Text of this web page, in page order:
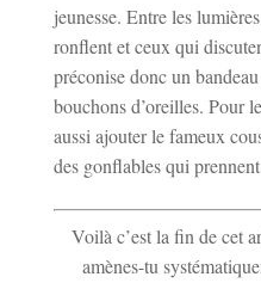
jeunesse. Entre les
ronflent et ceux qui
préconise donc un
bouchons d’oreilles. Pour
aussi ajouter le fameux
des gonflables qui
Voilà c’est la fin de cet
amènes-tu